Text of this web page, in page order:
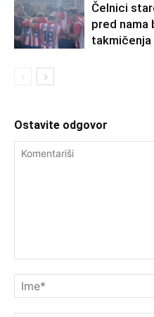
Čelnici
pred nama
takmičenja
Ostavite odgovor